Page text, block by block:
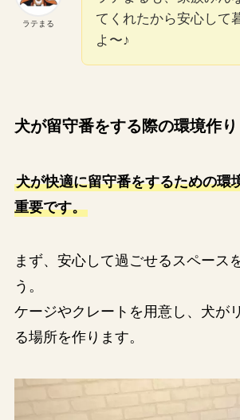
ラテまる
てくれたから安心して
よ〜♪
犬が留守番をする際の環境作り
犬が快適に留守番をするための環
重要です。
まず、安心して過ごせるスペース
う。
ケージやクレートを用意し、犬が
る場所を作ります。